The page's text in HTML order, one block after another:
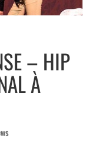
– HIP
À